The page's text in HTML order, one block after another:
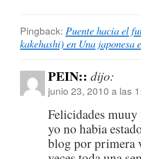
Pingback: Puente hacia el
kakehashi) en Una
PEIN:: dijo:
junio 23, 2010 a las
Felicidades
yo no habia
blog por primera